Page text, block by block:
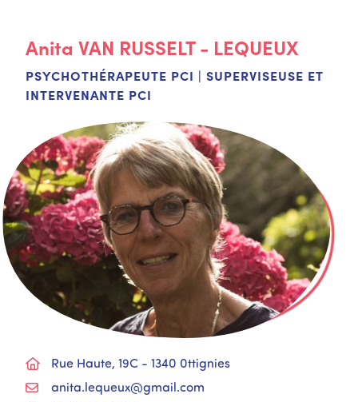
Anita VAN RUSSELT - LEQUEUX
PSYCHOTHÉRAPEUTE PCI | SUPERVISEUSE ET
INTERVENANTE PCI
Rue Haute, 19C - 1340 0ttignies
anita.lequeux@gmail.com